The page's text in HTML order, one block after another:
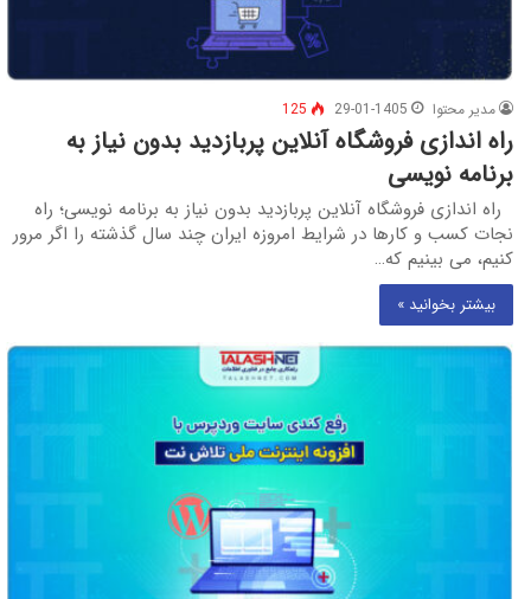
مدیر محتوا 29-01-1405
125
راه اندازی فروشگاه آنلاین پربازدید بدون نیاز به
برنامه‌ نویسی
راه‌ اندازی فروشگاه آنلاین پربازدید بدون نیاز به برنامه‌ نویسی؛ راه
نجات کسب‌ و کارها در شرایط امروزه ایران چند سال گذشته را اگر مرور
کنیم، می‌ بینیم که…
بیشتر بخوانید »